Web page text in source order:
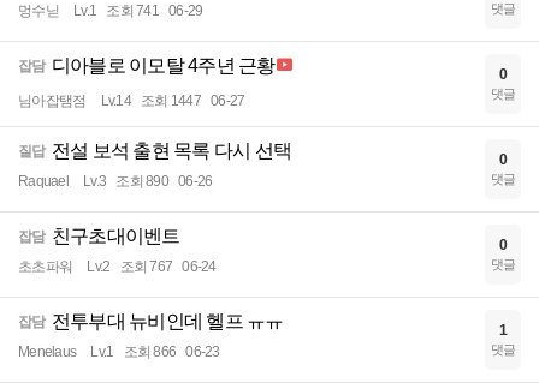
멍수닏 Lv.1 조회 741 06-29 댓글
잡담 디아블로 이모탈 4주년 근황
님아잡탬점 Lv.14 조회 1447 06-27
0
댓글
질답 전설 보석 출현 목록 다시 선택
Raquael Lv.3 조회 890 06-26
0
댓글
잡담 친구초대이벤트
초초파워 Lv.2 조회 767 06-24
0
댓글
잡담 전투부대 뉴비인데 헬프 ㅠㅠ
Menelaus Lv.1 조회 866 06-23
1
댓글